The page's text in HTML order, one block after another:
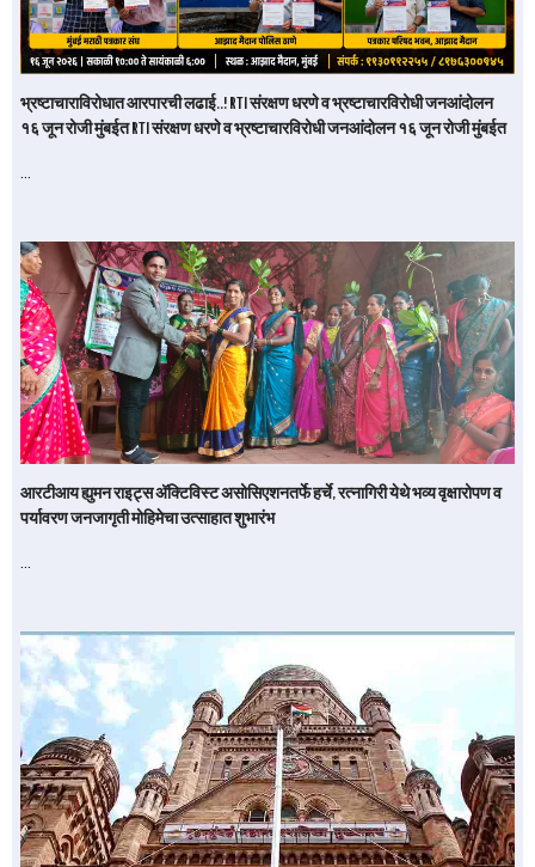
भ्रष्टाचाराविरोधात आरपारची लढाई..! RTI संरक्षण धरणे व भ्रष्टाचारविरोधी जनआंदोलन
१६ जून रोजी मुंबईत RTI संरक्षण धरणे व भ्रष्टाचारविरोधी जनआंदोलन १६ जून रोजी मुंबईत
…
आरटीआय ह्युमन राइट्स अ‍ॅक्टिविस्ट असोसिएशनतर्फे हर्चे, रत्नागिरी येथे भव्य वृक्षारोपण व
पर्यावरण जनजागृती मोहिमेचा उत्साहात शुभारंभ
…